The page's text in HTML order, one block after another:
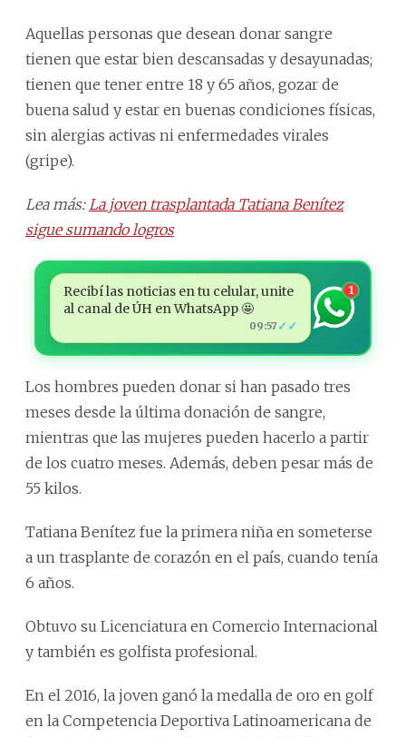
Aquellas personas que desean donar sangre
tienen que estar bien descansadas y desayunadas;
tienen que tener entre 18 y 65 años, gozar de
buena salud y estar en buenas condiciones físicas,
sin alergias activas ni enfermedades virales
(gripe).
Lea más: La joven trasplantada Tatiana Benítez
sigue sumando logros
Recibí las noticias en tu celular, unite
al canal de ÚH en WhatsApp 🤩
09:57 ✓✓
1
Los hombres pueden donar si han pasado tres
meses desde la última donación de sangre,
mientras que las mujeres pueden hacerlo a partir
de los cuatro meses. Además, deben pesar más de
55 kilos.
Tatiana Benítez fue la primera niña en someterse
a un trasplante de corazón en el país, cuando tenía
6 años.
Obtuvo su Licenciatura en Comercio Internacional
y también es golfista profesional.
En el 2016, la joven ganó la medalla de oro en golf
en la Competencia Deportiva Latinoamericana de